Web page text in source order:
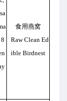
食用燕窝
Raw Clean Ed
ible Birdnest